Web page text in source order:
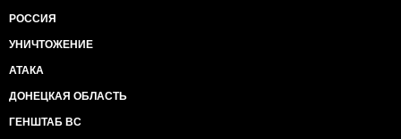
РОССИЯ
УНИЧТОЖЕНИЕ
АТАКА
ДОНЕЦКАЯ ОБЛАСТЬ
ГЕНШТАБ ВС